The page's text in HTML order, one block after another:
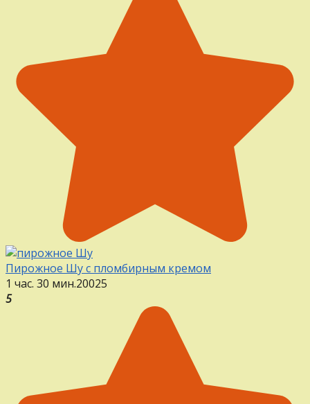
Пирожное Шу с пломбирным кремом
1 час. 30 мин.20025
5